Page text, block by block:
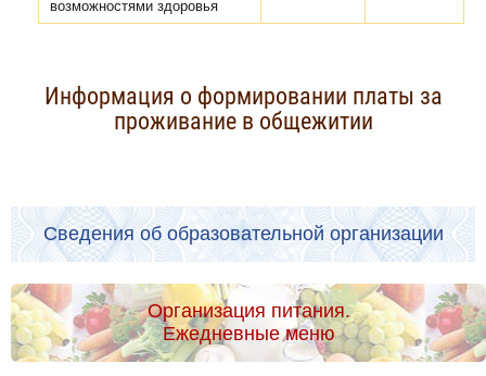
возможностями здоровья
Информация о формировании платы за
проживание в общежитии
Сведения об образовательной организации
Организация питания.
Ежедневные меню